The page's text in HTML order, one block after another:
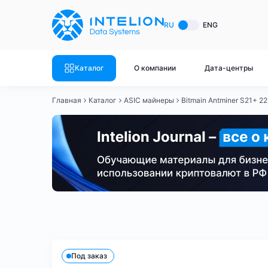
RU ENG
Каталог О компании Дата-центры
ASIC майнеры
Canaan
Innosilicon
Готовый
Готовый
Готовый
Готовый
Готовый
Главная Каталог ASIC майнеры Bitmain Antminer S21+
Под заказ